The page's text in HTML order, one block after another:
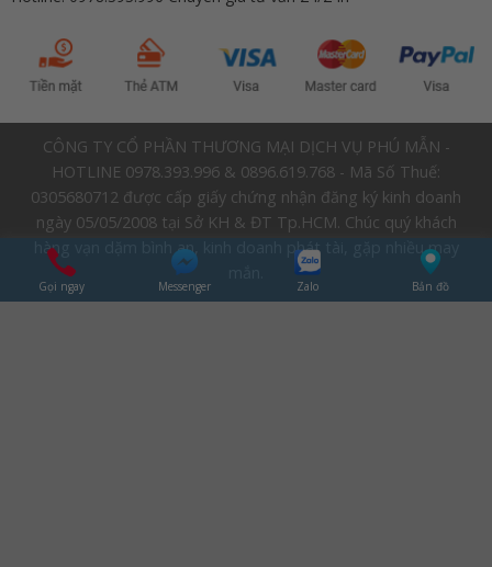
CÔNG TY CỔ PHẦN THƯƠNG MẠI DỊCH VỤ PHÚ MẪN -
HOTLINE 0978.393.996 & 0896.619.768 - Mã Số Thuế:
0305680712 được cấp giấy chứng nhận đăng ký kinh doanh
ngày 05/05/2008 tại Sở KH & ĐT Tp.HCM. Chúc quý khách
hàng vạn dặm bình an, kinh doanh phát tài, gặp nhiều may
Gọi ngay Messenger Zalo Bản đồ